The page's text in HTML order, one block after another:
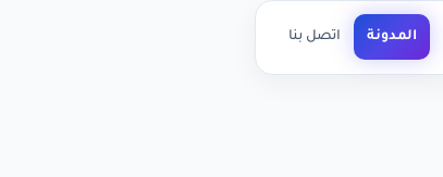
المدونة اتصل بنا